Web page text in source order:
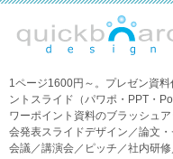
1ページ1600円～。プレゼン資
ントスライド（パワポ・PPT・
ワーポイント資料のブラッシュ
会発表スライドデザイン／論文
会議／講演会／ピッチ／社内研